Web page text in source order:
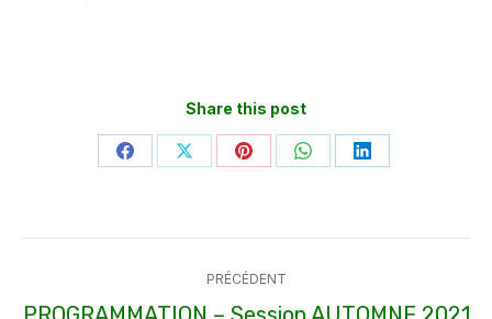
Share this post
PartagerPartagerPartagerPartagerPartager
article
PRÉCÉDENT